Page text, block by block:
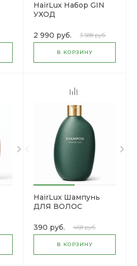
HairLux Набор GIN
УХОД
2 990 руб. 3 588 руб.
В КОРЗИНУ
HairLux Шампунь
ДЛЯ ВОЛОС
390 руб.
468 руб.
В КОРЗИНУ